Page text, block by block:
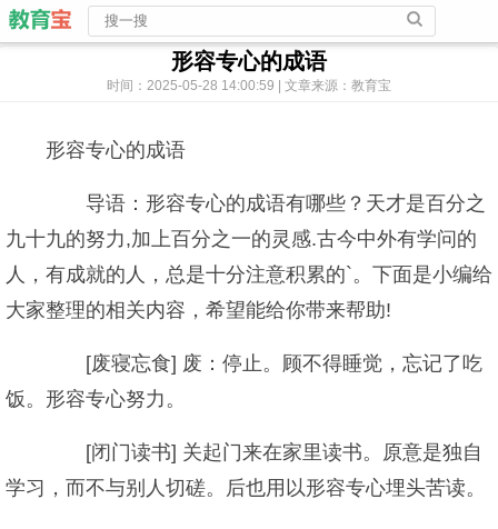
形容专心的成语
时间：2025-05-28 14:00:59 | 文章来源：教育宝
形容专心的成语
导语：形容专心的成语有哪些？天才是百分之
九十九的努力,加上百分之一的灵感.古今中外有学问的
人，有成就的人，总是十分注意积累的`。下面是小编给
大家整理的相关内容，希望能给你带来帮助!
[废寝忘食] 废：停止。顾不得睡觉，忘记了吃
饭。形容专心努力。
[闭门读书] 关起门来在家里读书。原意是独自
学习，而不与别人切磋。后也用以形容专心埋头苦读。